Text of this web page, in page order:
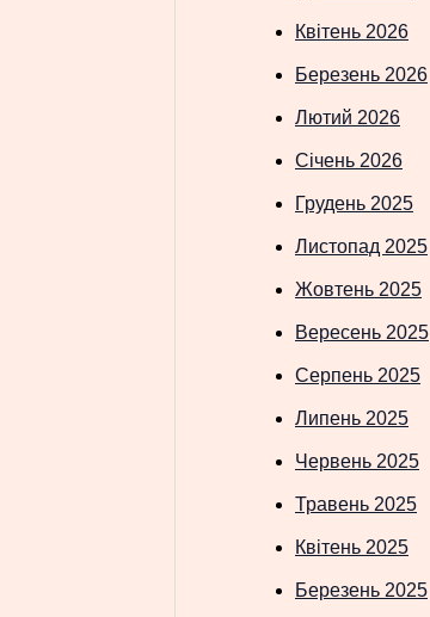
Квітень 2026
Березень 2026
Лютий 2026
Січень 2026
Грудень 2025
Листопад 2025
Жовтень 2025
Вересень 2025
Серпень 2025
Липень 2025
Червень 2025
Травень 2025
Квітень 2025
Березень 2025